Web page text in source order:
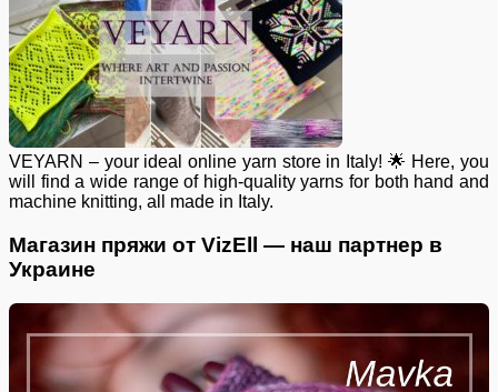
VEYARN – your ideal online yarn store in Italy! 🌟 Here, you
will find a wide range of high-quality yarns for both hand and
machine knitting, all made in Italy.
Магазин пряжи от VizEll — наш партнер в
Украине